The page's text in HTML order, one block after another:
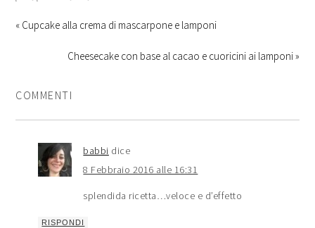
« Cupcake alla crema di mascarpone e lamponi
Cheesecake con base al cacao e cuoricini ai lamponi »
COMMENTI
babbi dice
8 Febbraio 2016 alle 16:31
splendida ricetta…veloce e d’effetto
RISPONDI